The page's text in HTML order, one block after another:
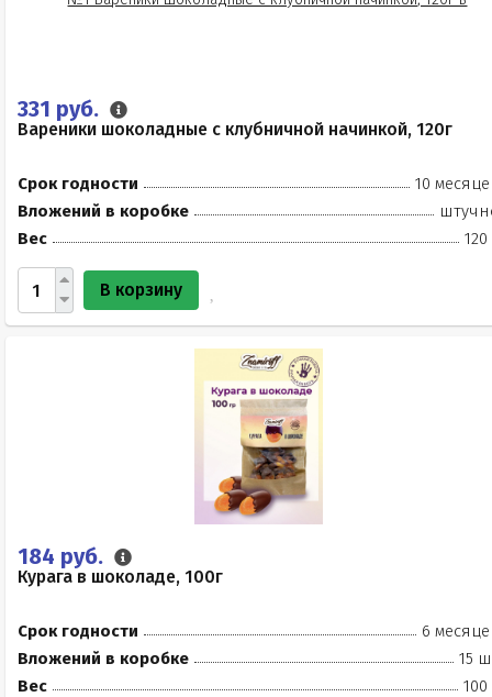
331 руб.
Вареники шоколадные с клубничной начинкой, 120г
Срок годности
10
Вложений в коробке
Вес
120
В корзину
184 руб.
Курага в шоколаде, 100г
Срок годности
6
Вложений в коробке
15
Вес
100